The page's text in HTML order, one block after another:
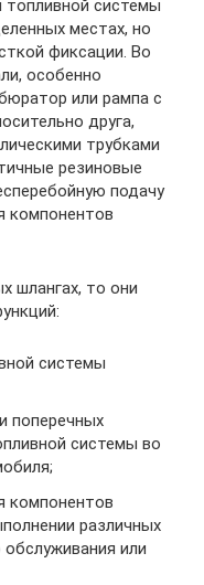
системы
местах, но
фиксации. Во
особенно
или рампа с
друга,
трубками
резиновые
подачу
компонентов
шлангах, то они
системы
поперечных
системы во
компонентов
различных
обслуживания или